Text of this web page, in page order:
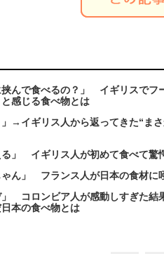
挟んで食べるの？」 イギリスで
感じる食べ物とは
」→イギリス人から返ってきた“
る」 イギリス人が初めて食べて
ん」 フランス人が日本の食材
」 コロンビア人が感動しすぎた
本の食べ物とは